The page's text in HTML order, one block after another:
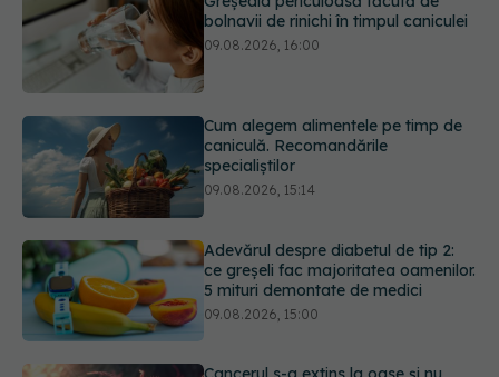
Cum alegem alimentele pe timp de
caniculă. Recomandările
specialiștilor
Adevărul despre diabetul de tip 2:
ce greșeli fac majoritatea oamenilor.
5 mituri demontate de medici
09.08.2026, 15:00
Cancerul s-a extins la oase și nu
numai. Starea lui Joe Biden s-a
înrăutățit. Fiul său dezvăluie cât de
gravă este boala